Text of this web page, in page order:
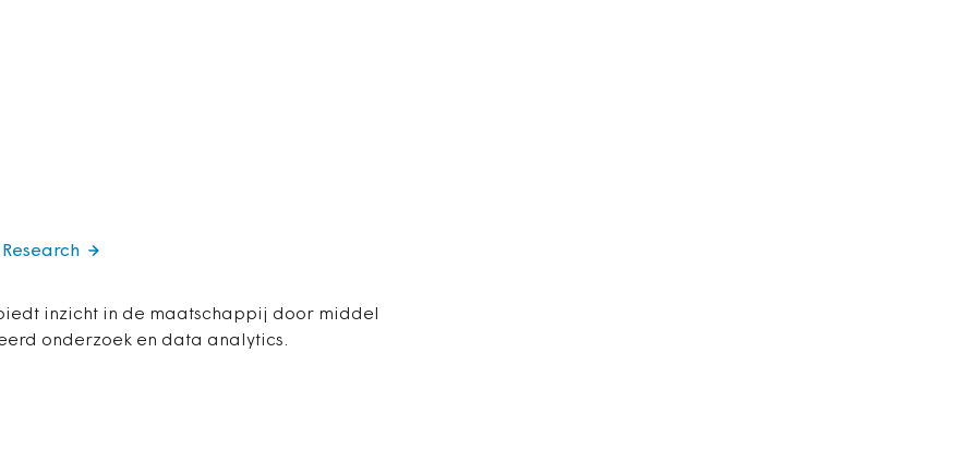
inzicht in de maatschappij door middel
onderzoek en data analytics.